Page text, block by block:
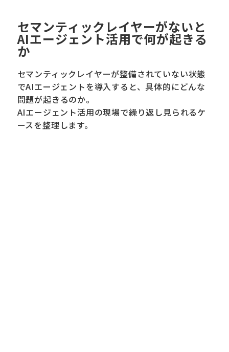
セマンティックレイヤーがないと
AIエージェント活用で何が起きる
か
セマンティックレイヤーが整備されていない状態
でAIエージェントを導入すると、具体的にどんな
問題が起きるのか。
AIエージェント活用の現場で繰り返し見られるケ
ースを整理します。